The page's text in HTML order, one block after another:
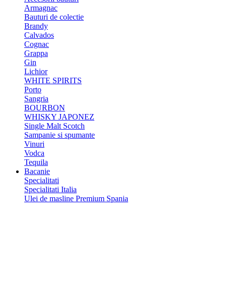
Armagnac
Bauturi de colectie
Brandy
Calvados
Cognac
Grappa
Gin
Lichior
WHITE SPIRITS
Porto
Sangria
BOURBON
WHISKY JAPONEZ
Single Malt Scotch
Sampanie si spumante
Vinuri
Vodca
Tequila
Bacanie
Specialitati
Specialitati Italia
Ulei de masline Premium Spania